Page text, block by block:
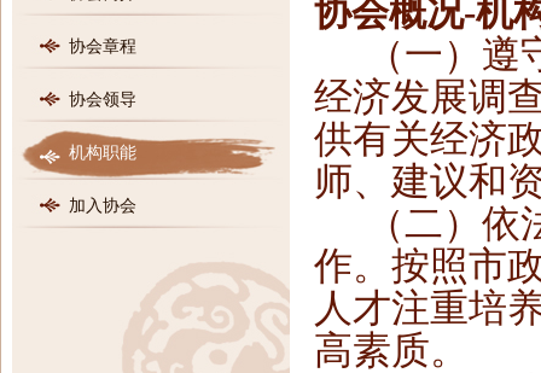
协会章程
协会领导
机构职能
加入协会
协会概况-机
（一）
经济发展调
供有关经济
师、建议和
（二）
作。按照市
人才注重培
高素质。